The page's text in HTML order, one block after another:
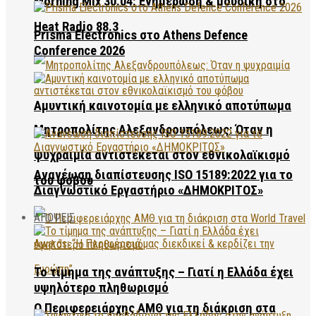
Heat Radio 88.3
Μητροπολίτης Αλεξανδρουπόλεως: Όταν η
ψυχραιμία αντιστέκεται στον εθνικολαϊκισμό
του φόβου
Ο Περιφερειάρχης ΑΜΘ για τη διάκριση στα
Prisma Electronics στο Athens Defence
Conference 2026
Αμυντική καινοτομία με ελληνικό αποτύπωμα
Ανανέωση διαπίστευσης ISO 15189:2022 για το
Διαγνωστικό Εργαστήριο «ΔΗΜΟΚΡΙΤΟΣ»
ΑΠΟΨΕΙΣ
Το τίμημα της ανάπτυξης – Γιατί η Ελλάδα έχει
υψηλότερο πληθωρισμό